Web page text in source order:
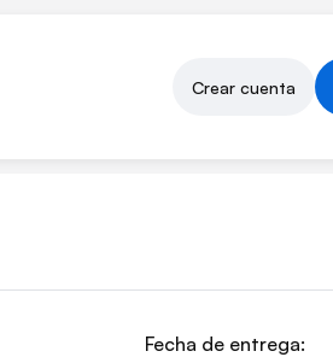
Crear cuenta
Fecha de entrega: